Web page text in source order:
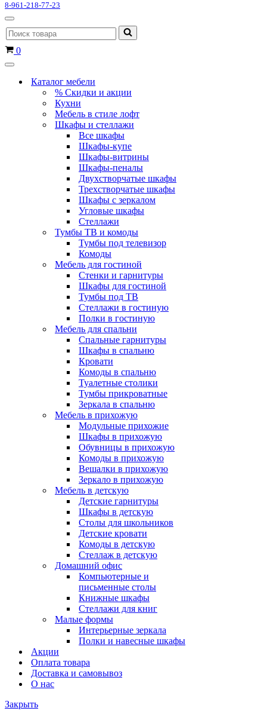
8-961-218-77-23
Меню
навигации
Искать...
Корзина
0
Меню
навигацииКаталог мебели
% Скидки и акции
Кухни
Мебель в стиле лофт
Шкафы и стеллажи
Все шкафы
Шкафы-купе
Шкафы-витрины
Шкафы-пеналы
Двухстворчатые шкафы
Трехстворчатые шкафы
Шкафы с зеркалом
Угловые шкафы
Стеллажи
Тумбы ТВ и комоды
Тумбы под телевизор
Комоды
Мебель для гостиной
Стенки и гарнитуры
Шкафы для гостиной
Тумбы под ТВ
Стеллажи в гостиную
Полки в гостиную
Мебель для спальни
Спальные гарнитуры
Шкафы в спальню
Кровати
Комоды в спальню
Туалетные столики
Тумбы прикроватные
Зеркала в спальню
Мебель в прихожую
Модульные прихожие
Шкафы в прихожую
Обувницы в прихожую
Комоды в прихожую
Вешалки в прихожую
Зеркало в прихожую
Мебель в детскую
Детские гарнитуры
Шкафы в детскую
Столы для школьников
Детские кровати
Комоды в детскую
Стеллаж в детскую
Домашний офис
Компьютерные и
письменные столы
Книжные шкафы
Стеллажи для книг
Малые формы
Интерьерные зеркала
Полки и навесные шкафы
Акции
Оплата товара
Доставка и самовывоз
О нас
Закрыть